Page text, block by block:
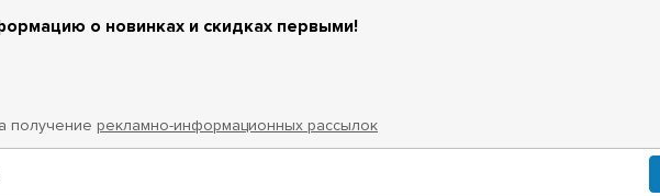
о новинках и скидках первыми!
получение рекламно-информационных рассылок